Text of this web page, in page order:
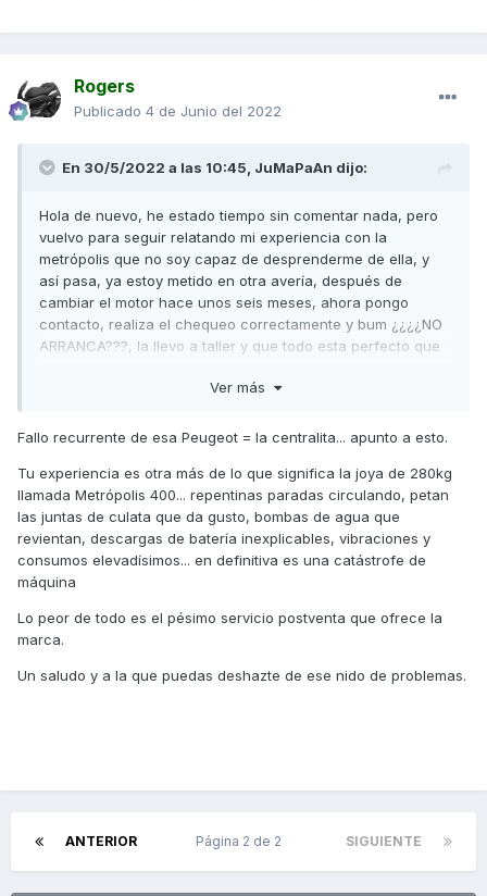
Rogers
Publicado 4 de Junio del 2022
En 30/5/2022 a las 10:45, JuMaPaAn dijo:
Hola de nuevo, he estado tiempo sin comentar nada, pero
vuelvo para seguir relatando mi experiencia con la
metrópolis que no soy capaz de desprenderme de ella, y
así pasa, ya estoy metido en otra avería, después de
cambiar el motor hace unos seis meses, ahora pongo
contacto, realiza el chequeo correctamente y bum ¿¿¿¿NO
ARRANCA???, la llevo a taller y que todo esta perfecto que
avería pero que no se sabe porque, tengo un patinete
Ver más
Fallo recurrente de esa Peugeot = la centralita... apunto a esto.
Tu experiencia es otra más de lo que significa la joya de 280kg
llamada Metrópolis 400... repentinas paradas circulando, petan
las juntas de culata que da gusto, bombas de agua que
revientan, descargas de batería inexplicables, vibraciones y
consumos elevadísimos... en definitiva es una catástrofe de
máquina
Lo peor de todo es el pésimo servicio postventa que ofrece la
marca.
Un saludo y a la que puedas deshazte de ese nido de problemas.
ANTERIOR SIGUIENTE
Página 2 de 2